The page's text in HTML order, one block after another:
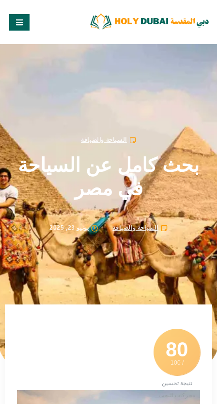
السياحة والضيافة
بحث كامل عن السياحة
في مصر
السياحة والضيافة يونيو 23, 2025
80
/ 100
نتيجة تحسين
محركات البحث